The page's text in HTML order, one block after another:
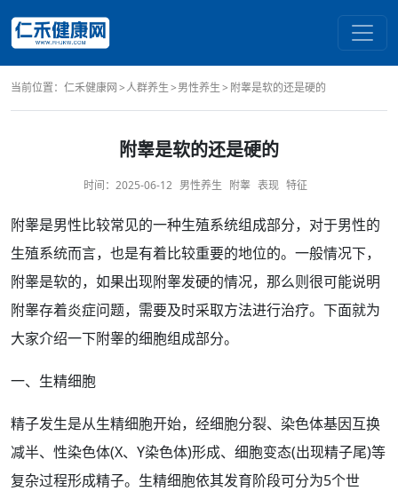
当前位置： 仁禾健康网 人群养生 男性养生 附睾是软的还是硬的
附睾是软的还是硬的
时间： 2025-06-12 男性养生 附睾 表现 特征
附睾是男性比较常见的一种生殖系统组成部分，对于男性的
生殖系统而言，也是有着比较重要的地位的。一般情况下，
附睾是软的，如果出现附睾发硬的情况，那么则很可能说明
附睾存着炎症问题，需要及时采取方法进行治疗。下面就为
大家介绍一下附睾的细胞组成部分。
一、 生精细胞
精子发生是从生精细胞开始，经细胞分裂、 染色体基因互换
减半、性染色体(X、 Y染色体)形成、细胞变态(出现精子尾)等
复杂过程形成精子。生精细胞依其发育阶段可分为5个世